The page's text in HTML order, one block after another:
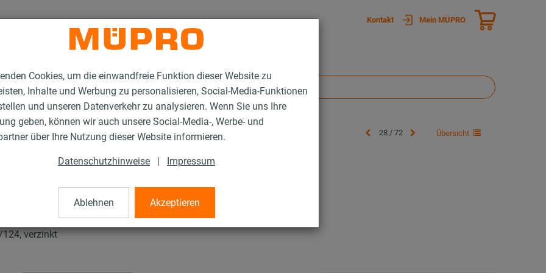
Cookies, um die einwandfreie Funktion dieser Website zu
Inhalte und Werbung zu personalisieren, Social-Media-Funktionen
und unseren Datenverkehr zu analysieren. Wenn Sie uns Ihre
geben, können wir auch unsere Social-Media-, Werbe- und
über Ihre Nutzung dieser Website informieren.
Datenschutzhinweise | Impressum
Ablehnen Akzeptieren
Kontakt Mein MÜPRO
für die Lüftungsbefestigung
28 / 72 Übersicht
quer Typ S+
verzinkt